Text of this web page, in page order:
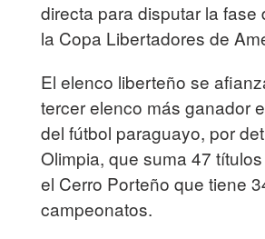
directa para disputar la fase
la Copa Libertadores de
El elenco liberteño se
tercer elenco más ganador
del fútbol paraguayo, por
Olimpia, que suma 47
el Cerro Porteño que tiene
campeonatos.